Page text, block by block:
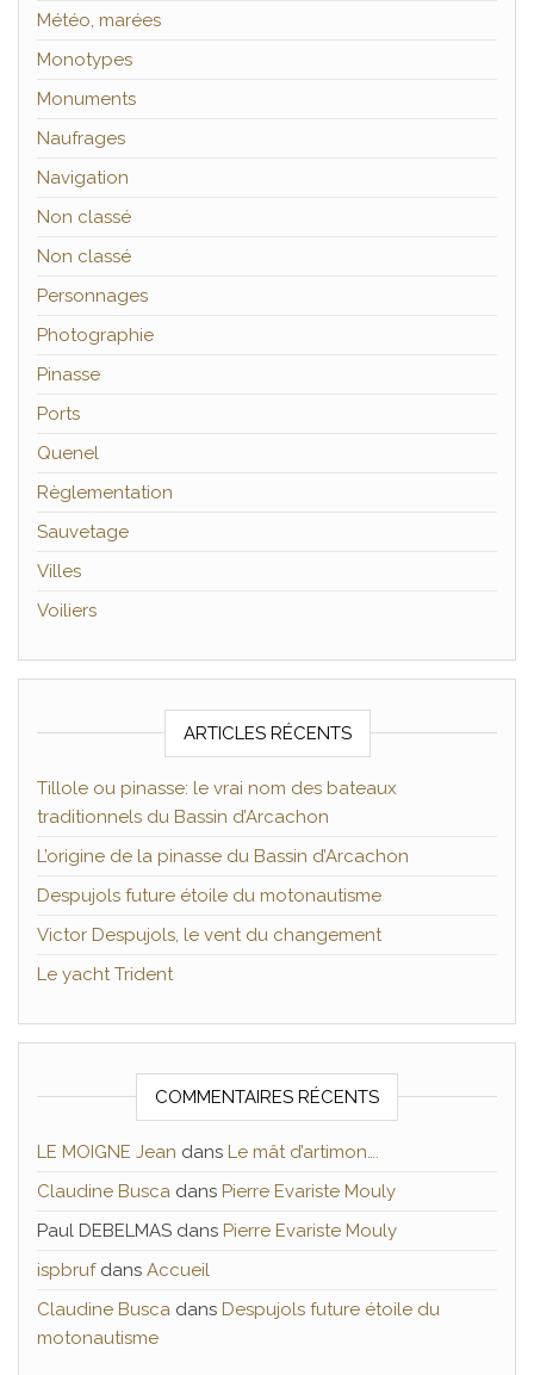
Météo, marées
Monotypes
Monuments
Naufrages
Navigation
Non classé
Non classé
Personnages
Photographie
Pinasse
Ports
Quenel
Règlementation
Sauvetage
Villes
Voiliers
ARTICLES RÉCENTS
Tillole ou pinasse: le vrai nom des bateaux
traditionnels du Bassin d’Arcachon
L’origine de la pinasse du Bassin d’Arcachon
Despujols future étoile du motonautisme
Victor Despujols, le vent du changement
Le yacht Trident
COMMENTAIRES RÉCENTS
LE MOIGNE Jean dans Le mât d’artimon….
Claudine Busca dans Pierre Evariste Mouly
Paul DEBELMAS dans Pierre Evariste Mouly
ispbrufdans Accueil
Claudine Busca dans Despujols future étoile du
motonautisme